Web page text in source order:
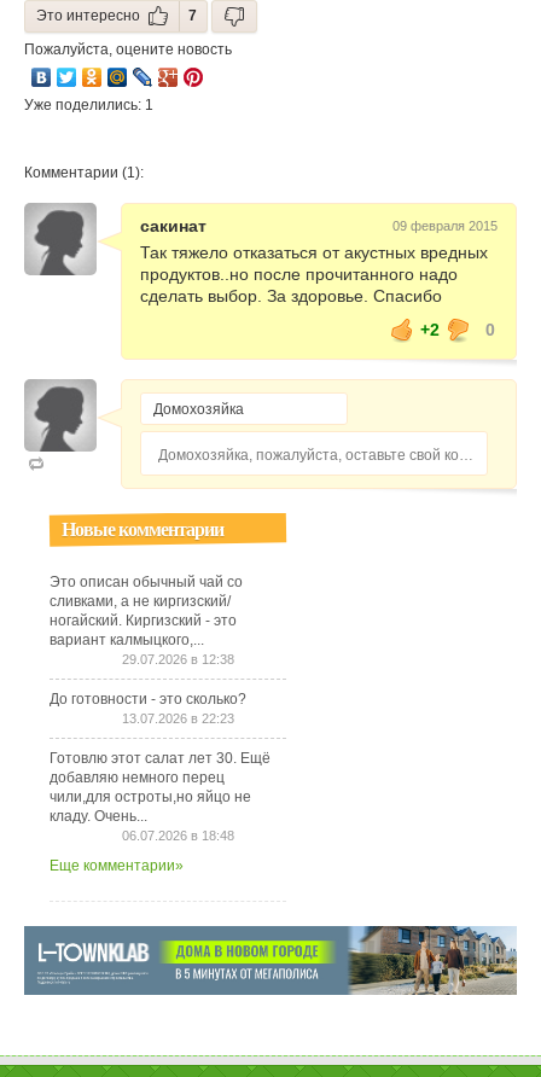
Это интересно
7
Пожалуйста, оцените новость
Уже поделились: 1
Комментарии (1):
сакинат 09 февраля 2015
Так тяжело отказаться от акустных вредных
продуктов..но после прочитанного надо
сделать выбор. За здоровье. Спасибо
+2
0
Домохозяйка, пожалуйста, оставьте свой комментарий...
Новые комментарии
Это описан обычный чай со
сливками, а не киргизский/
ногайский. Киргизский - это
вариант калмыцкого,...
29.07.2026 в 12:38
До готовности - это сколько?
13.07.2026 в 22:23
Готовлю этот салат лет 30. Ещё
добавляю немного перец
чили,для остроты,но яйцо не
кладу. Очень...
06.07.2026 в 18:48
Еще комментарии»